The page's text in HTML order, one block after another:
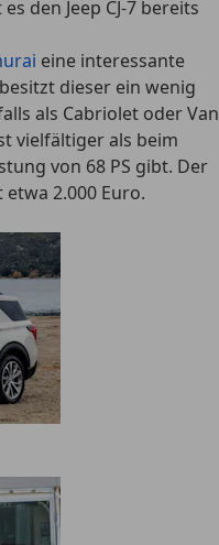
den Jeep CJ-7 bereits
eine interessante
dieser ein wenig
als Cabriolet oder Van
vielfältiger als beim
von 68 PS gibt. Der
2.000 Euro.